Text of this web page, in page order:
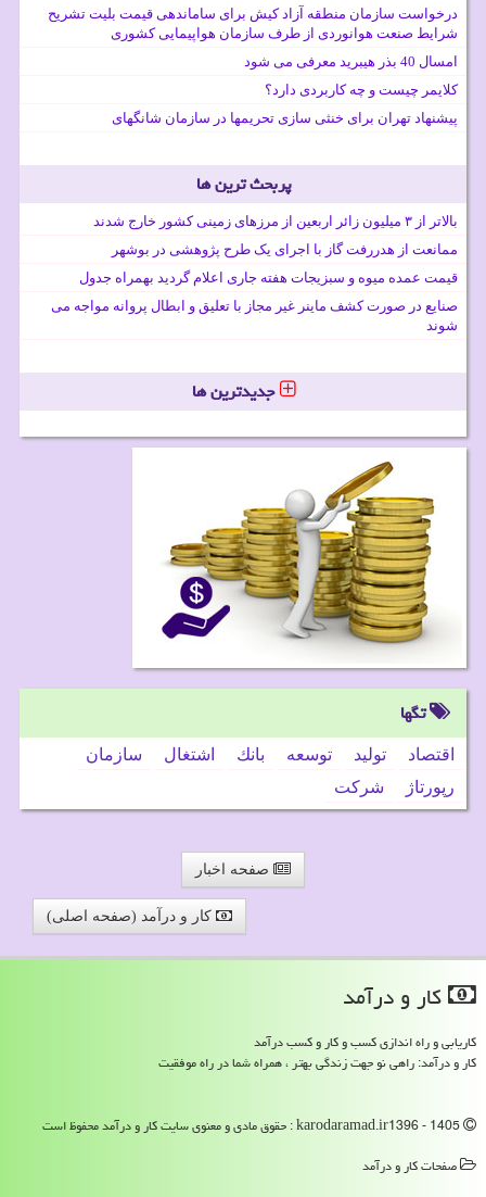
درخواست سازمان منطقه آزاد کیش برای ساماندهی قیمت بلیت تشریح
شرایط صنعت هوانوردی از طرف سازمان هواپیمایی کشوری
امسال 40 بذر هیبرید معرفی می شود
کلایمر چیست و چه کاربردی دارد؟
پیشنهاد تهران برای خنثی سازی تحریمها در سازمان شانگهای
پربحث ترین ها
بالاتر از ۳ میلیون زائر اربعین از مرزهای زمینی کشور خارج شدند
ممانعت از هدررفت گاز با اجرای یک طرح پژوهشی در بوشهر
قیمت عمده میوه و سبزیجات هفته جاری اعلام گردید بهمراه جدول
صنایع در صورت کشف ماینر غیر مجاز با تعلیق و ابطال پروانه مواجه می
شوند
جدیدترین ها
تگها
اقتصاد تولید توسعه بانك اشتغال
سازمان
رپورتاژ
شركت
صفحه اخبار
کار و درآمد (صفحه اصلی)
كار و درآمد
کاریابی و راه اندازی کسب و کار و کسب درآمد
کار و درآمد: راهی نو جهت زندگی بهتر ، همراه شما در راه موفقیت
صفحات كار و درآمد